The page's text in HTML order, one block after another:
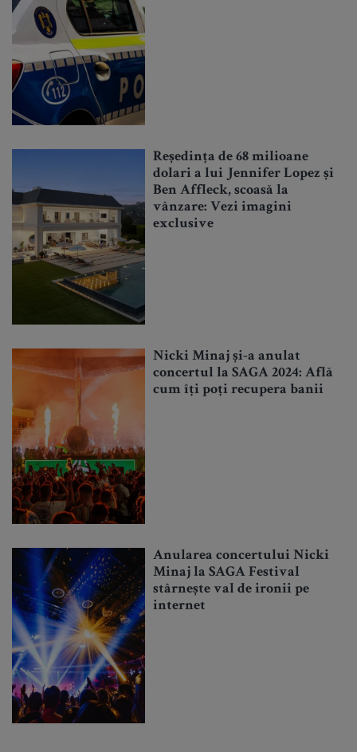
Reședința de 68 milioane
dolari a lui Jennifer Lopez și
Ben Affleck, scoasă la
vânzare: Vezi imagini
exclusive
Nicki Minaj și-a anulat
concertul la SAGA 2024: Află
cum îți poți recupera banii
Anularea concertului Nicki
Minaj la SAGA Festival
stârnește val de ironii pe
internet